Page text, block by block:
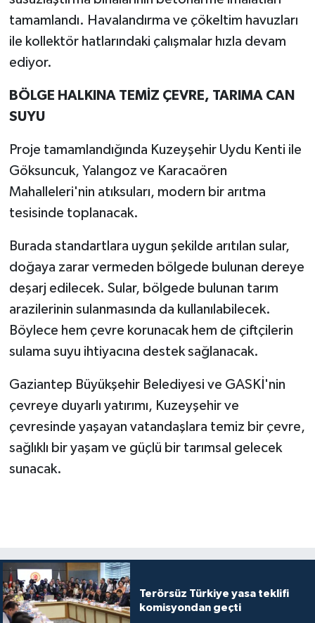
tamamlandı. Havalandırma ve çökeltim havuzları
ile kollektör hatlarındaki çalışmalar hızla devam
ediyor.
BÖLGE HALKINA TEMİZ ÇEVRE, TARIMA CAN
SUYU
Proje tamamlandığında Kuzeyşehir Uydu Kenti ile
Göksuncuk, Yalangoz ve Karacaören
Mahalleleri'nin atıksuları, modern bir arıtma
tesisinde toplanacak.
Burada standartlara uygun şekilde arıtılan sular,
doğaya zarar vermeden bölgede bulunan dereye
deşarj edilecek. Sular, bölgede bulunan tarım
arazilerinin sulanmasında da kullanılabilecek.
Böylece hem çevre korunacak hem de çiftçilerin
sulama suyu ihtiyacına destek sağlanacak.
Gaziantep Büyükşehir Belediyesi ve GASKİ'nin
çevreye duyarlı yatırımı, Kuzeyşehir ve
çevresinde yaşayan vatandaşlara temiz bir çevre,
sağlıklı bir yaşam ve güçlü bir tarımsal gelecek
sunacak.
Terörsüz Türkiye yasa teklifi
komisyondan geçti